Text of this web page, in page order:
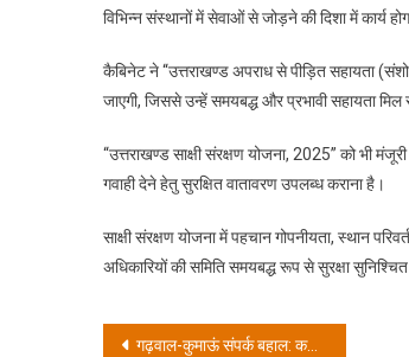
विभिन्न संस्थानों में सेवाओं से जोड़ने की दिशा में कार्य
कैबिनेट ने “उत्तराखण्ड अपराध से पीड़ित सहायता
जाएगी, जिससे उन्हें समयबद्ध और प्रभावी सहायता
“उत्तराखण्ड साक्षी संरक्षण योजना, 2025” को भी
गवाही देने हेतु सुरक्षित वातावरण उपलब्ध कराना है।
साक्षी संरक्षण योजना में पहचान गोपनीयता, स्थान
अधिकारियों की समिति समयबद्ध रूप से सुरक्षा
Post
गढ़वाल-कुमाऊं संपर्क बहाल: कलगड़ी में नव निर्मित बेली ब्रिज छोटे वाहनों के लिए खुला